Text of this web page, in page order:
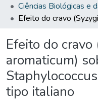
Efeito do cravo
aromaticum)
tipo italiano